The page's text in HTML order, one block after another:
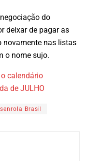
do
deixar de pagar as
novamente nas listas
o nome sujo.
calendário
de JULHO
Brasil